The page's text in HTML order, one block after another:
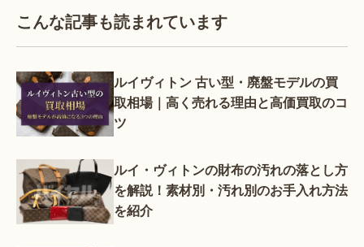
こんな記事も読まれています
ルイヴィトン 古い型・廃盤モデルの買
取相場｜高く売れる理由と高価買取のコ
ツ
ルイ・ヴィトンの財布の汚れの落とし方
を解説！素材別・汚れ別のお手入れ方法
を紹介